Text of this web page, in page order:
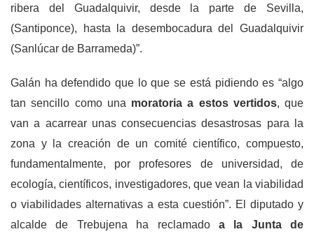
ribera del Guadalquivir, desde la parte de Sevilla,
(Santiponce), hasta la desembocadura del Guadalquivir
(Sanlúcar de Barrameda)”.
Galán ha defendido que lo que se está pidiendo es “algo
tan sencillo como una moratoria a estos vertidos, que
van a acarrear unas consecuencias desastrosas para la
zona y la creación de un comité científico, compuesto,
fundamentalmente, por profesores de universidad, de
ecología, científicos, investigadores, que vean la viabilidad
o viabilidades alternativas a esta cuestión”. El diputado y
alcalde de Trebujena ha reclamado a la Junta de